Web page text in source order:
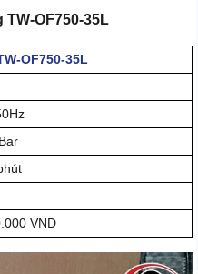
TW-OF750-35L
OF750-35L
VND